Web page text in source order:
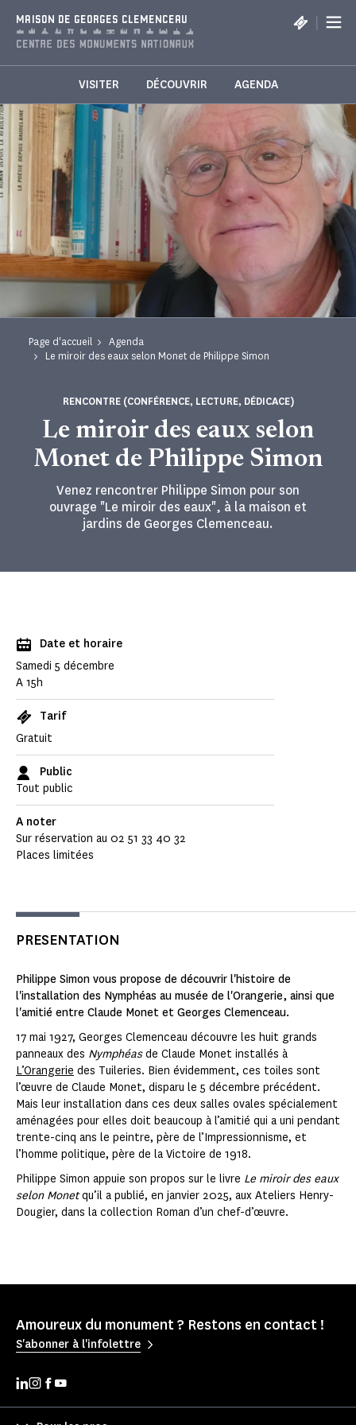
MAISON DE GEORGES CLEMENCEAU |
VISITER DÉCOUVRIR AGENDA
Page d'accueil
Agenda
Le miroir des eaux selon Monet de Philippe Simon
Le miroir des eaux selon
Monet de Philippe Simon
RENCONTRE (CONFÉRENCE, LECTURE, DÉDICACE)
Venez rencontrer Philippe Simon pour son
ouvrage "Le miroir des eaux", à la maison et
jardins de Georges Clemenceau.
Date et horaire
Samedi 5 décembre
A 15h
Tarif
Gratuit
Public
Tout public
A noter
Sur réservation au 02 51 33 40 32
Places limitées
PRESENTATION
Philippe Simon vous propose de découvrir l'histoire de
l'installation des Nymphéas au musée de l'Orangerie, ainsi que
l'amitié entre Claude Monet et Georges Clemenceau.
17 mai 1927, Georges Clemenceau découvre les huit grands
panneaux des Nymphéasde Claude Monet installés à
L’Orangerie des Tuileries. Bien évidemment, ces toiles sont
l’œuvre de Claude Monet, disparu le 5 décembre précédent.
Mais leur installation dans ces deux salles ovales spécialement
aménagées pour elles doit beaucoup à l’amitié qui a uni pendant
trente-cinq ans le peintre, père de l’Impressionnisme, et
l’homme politique, père de la Victoire de 1918.
Philippe Simon appuie son propos sur le livre Le miroir des eaux
selon Monetqu’il a publié, en janvier 2025, aux Ateliers Henry-
Dougier, dans la collection Roman d’un chef-d’œuvre.
Amoureux du monument ? Restons en contact !
S'abonner à l'infolettre